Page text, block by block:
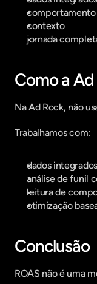
comportamento
contexto
jornada
Como a
Na Ad Rock, não
Trabalhamos com:
dados
análise de funil
leitura de
otimização
Conclusão
ROAS não é uma